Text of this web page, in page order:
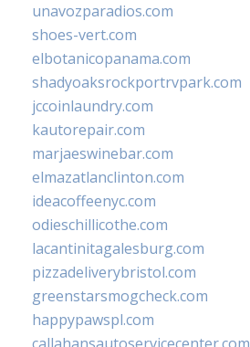
unavozparadios.com
shoes-vert.com
elbotanicopanama.com
shadyoaksrockportrvpark.com
jccoinlaundry.com
kautorepair.com
marjaeswinebar.com
elmazatlanclinton.com
ideacoffeenyc.com
odieschillicothe.com
lacantinitagalesburg.com
pizzadeliverybristol.com
greenstarsmogcheck.com
happypawspl.com